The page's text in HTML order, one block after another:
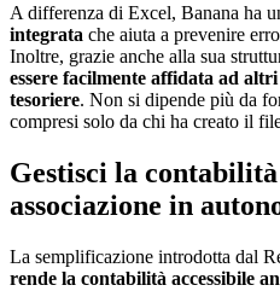
A differenza di Excel, Banana ha
integrata che aiuta a prevenire
Inoltre, grazie anche alla sua
essere facilmente affidata ad
tesoriere. Non si dipende più da
compresi solo da chi ha creato il
Gestisci la
associazione in
La semplificazione introdotta dal
rende la contabilità accessibile